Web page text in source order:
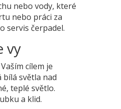
nebo vody, které
nebo práci za
servis čerpadel.
vy
cílem je
bílá světla nad
teplé světlo.
a klid.